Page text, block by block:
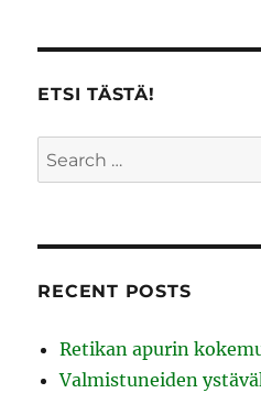
ETSI TÄSTÄ!
Search
for:
RECENT POSTS
Retikan apurin
Valmistuneiden